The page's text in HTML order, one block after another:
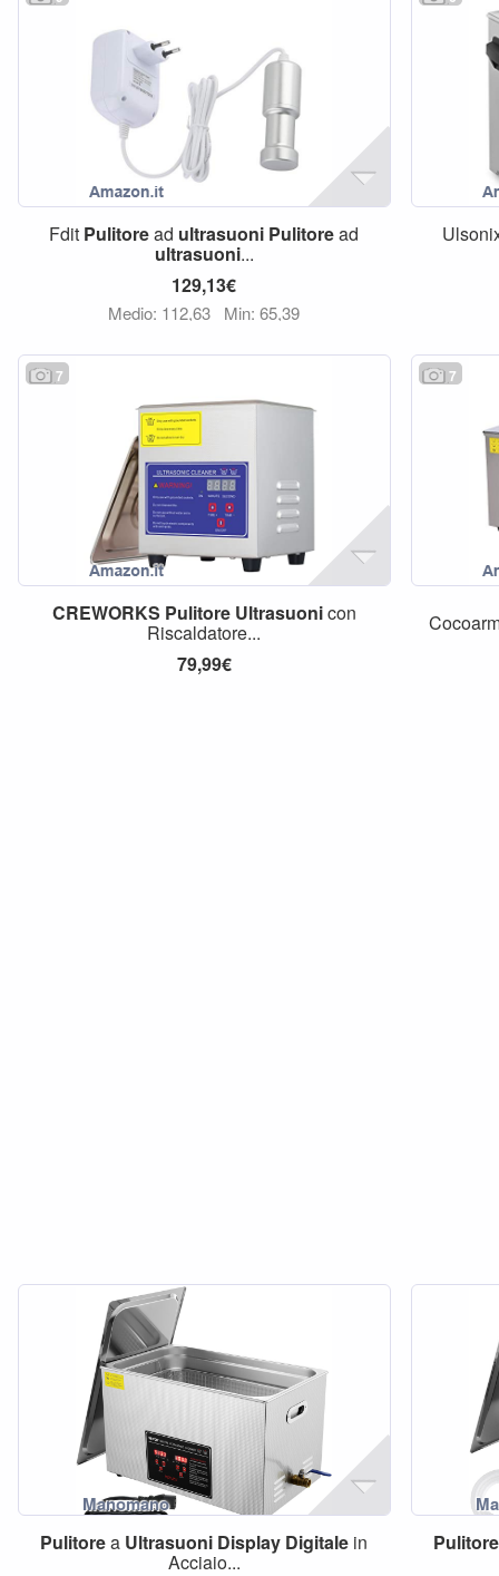
Fdit Pulitoread ultrasuoni Pulitoread
ultrasuoni...
129,13€
Medio: 112,63 Min: 65,39
7
CREWORKS Pulitore Ultrasuonicon
Riscaldatore...
79,99€
7
Pulitorea Ultrasuoni Display Digitale in
Acciaio...
Pulitore